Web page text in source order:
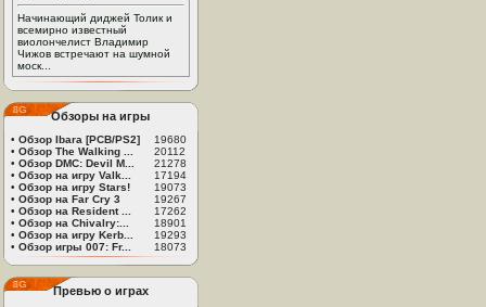
Начинающий диджей Толик и
всемирно известный
виолончелист Владимир
Чижов встречают на шумной
моск...
Обзоры на игры
• Обзор Ibara [PCB/PS2]
19680
• Обзор The Walking ...
20112
• Обзор DMC: Devil M...
21278
• Обзор на игру Valk...
17194
• Обзор на игру Stars!
19073
• Обзор на Far Cry 3
19267
• Обзор на Resident ...
17262
• Обзор на Chivalry:...
18901
• Обзор на игру Kerb...
19293
• Обзор игры 007: Fr... 18073
Превью о играх